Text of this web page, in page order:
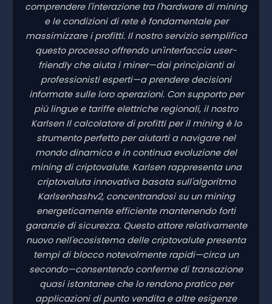
comprendere l'interazione tra l'hardware di mining
e le condizioni di rete è fondamentale per
massimizzare i profitti. Il nostro servizio semplifica
questo processo offrendo un'interfaccia user-
friendly che aiuta i miner—dai principianti ai
professionisti esperti—a prendere decisioni
informate sulle loro operazioni. Con supporto per
più lingue e tariffe elettriche regionali, il nostro
Karlsen Il calcolatore di profitti per il mining è lo
strumento perfetto per aiutarti a navigare nel
mondo dinamico e in continua evoluzione del
mining di criptovalute. Karlsen rappresenta una
criptovaluta innovativa basata sull'algoritmo
Karlsenhashv2, concentrandosi su un mining
energeticamente efficiente mantenendo forti
garanzie di sicurezza. Questo attore relativamente
nuovo nell'ecosistema delle criptovalute presenta
tempi di blocco notevolmente rapidi—circa un
secondo—consentendo conferme di transazione
quasi istantanee che lo rendono pratico per
applicazioni di punto vendita e altre esigenze